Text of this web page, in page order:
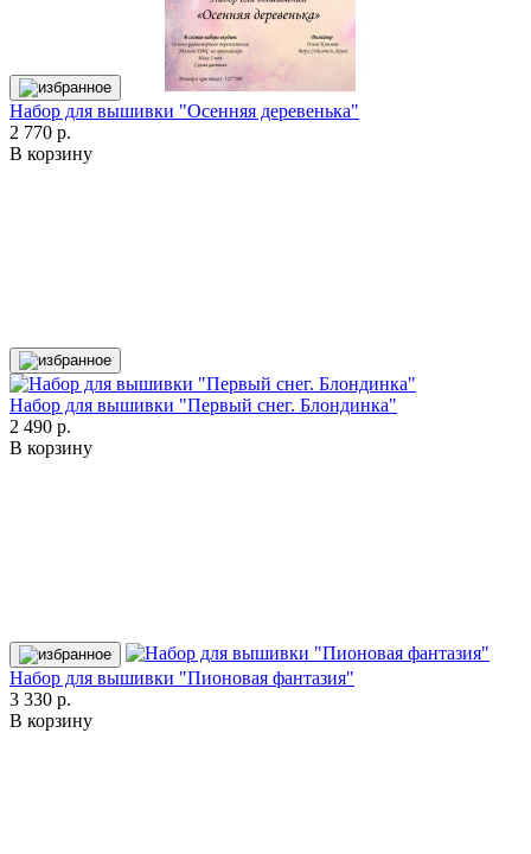
Набор для вышивки "Осенняя деревенька"
2 770 р.
В корзину
Набор для вышивки "Первый снег. Блондинка"
2 490 р.
В корзину
Набор для вышивки "Пионовая фантазия"
3 330 р.
В корзину